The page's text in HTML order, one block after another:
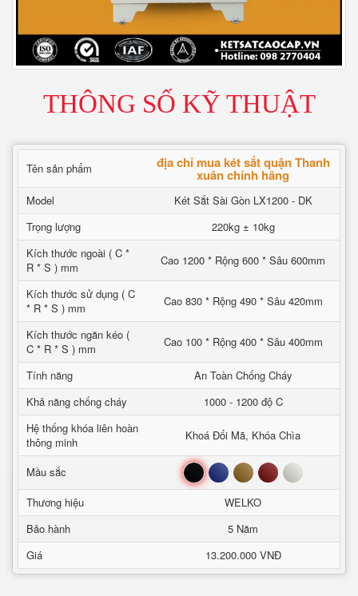
THÔNG SỐ KỸ THUẬT
Tên sản phẩm địa chỉ mua két sắt quận Thanh
xuân chính hãng
Model
Két Sắt Sài Gòn LX1200 - DK
Trọng lượng
220kg ± 10kg
Kích thước ngoài ( C *
R * S ) mm
Cao 1200 * Rộng 600 * Sâu 600mm
Kích thước sử dụng ( C
* R * S ) mm
Cao 830 * Rộng 490 * Sâu 420mm
Kích thước ngăn kéo (
C * R * S ) mm
Cao 100 * Rộng 400 * Sâu 400mm
Tính năng
An Toàn Chống Cháy
Khả năng chống cháy
1000 - 1200 độ C
Hệ thống khóa liên hoàn
thông minh
Khoá Đổi Mã, Khóa Chìa
Mầu sắc Đen Xanh Nâu Đỏ Trắng
Thương hiệu
WELKO
Bảo hành
5 Năm
Giá
13.200.000 VNĐ